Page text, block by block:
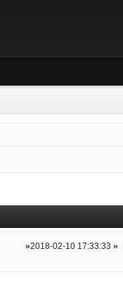
2018-02-10 17:33:33